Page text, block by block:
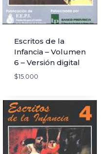
Escritos de la
Infancia – Volumen
6 – Versión digital
$15.000